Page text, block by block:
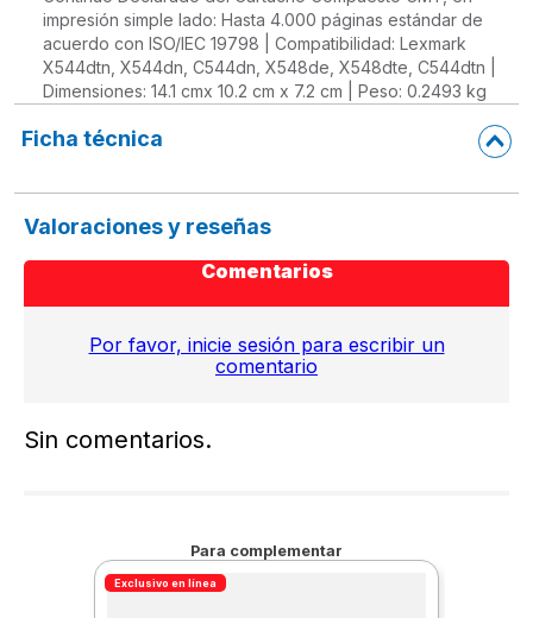
impresión simple lado: Hasta 4.000 páginas estándar de
acuerdo con ISO/IEC 19798 | Compatibilidad: Lexmark
X544dtn, X544dn, C544dn, X548de, X548dte, C544dtn |
Dimensiones: 14.1 cmx 10.2 cm x 7.2 cm | Peso: 0.2493 kg
Ficha técnica
Valoraciones y reseñas
Comentarios
Por favor, inicie sesión para escribir un
comentario
Sin comentarios.
Para complementar
Exclusivo en línea